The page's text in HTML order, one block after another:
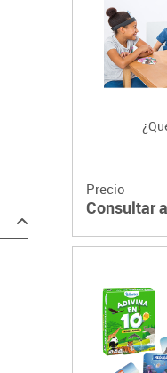
Precio
Consultar